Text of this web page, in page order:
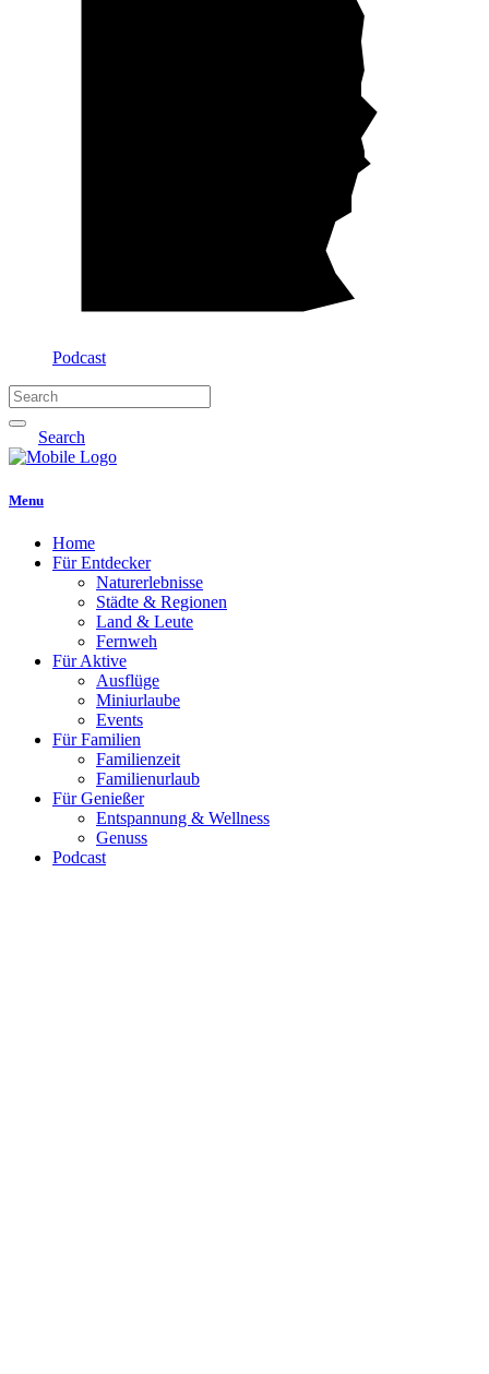
Podcast
Search
Menu
Home
Für Entdecker
Naturerlebnisse
Städte & Regionen
Land & Leute
Fernweh
Für Aktive
Ausflüge
Miniurlaube
Events
Für Familien
Familienzeit
Familienurlaub
Für Genießer
Entspannung & Wellness
Genuss
Podcast